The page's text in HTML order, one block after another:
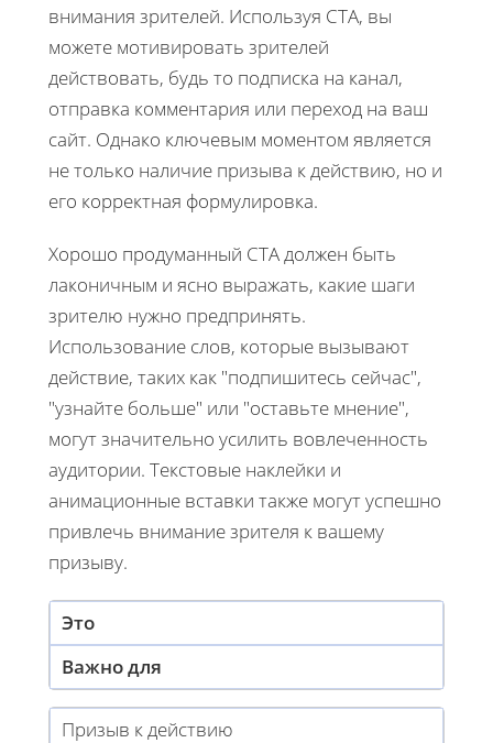
внимания зрителей. Используя CTA, вы
можете мотивировать зрителей
действовать, будь то подписка на канал,
отправка комментария или переход на ваш
сайт. Однако ключевым моментом является
не только наличие призыва к действию, но и
его корректная формулировка.
Хорошо продуманный CTA должен быть
лаконичным и ясно выражать, какие шаги
зрителю нужно предпринять.
Использование слов, которые вызывают
действие, таких как "подпишитесь сейчас",
"узнайте больше" или "оставьте мнение",
могут значительно усилить вовлеченность
аудитории. Текстовые наклейки и
анимационные вставки также могут успешно
привлечь внимание зрителя к вашему
призыву.
Это
Важно для
Призыв к действию